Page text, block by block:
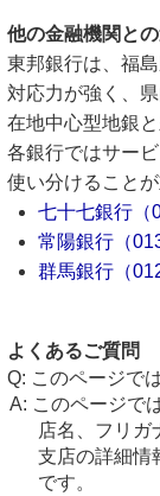
他の金融機関と
東邦銀行は、福
対応力が強く、
在地中心型地銀と
各銀行ではサー
使い分けることが
七十七銀行（
常陽銀行（
群馬銀行（
よくあるご質問
このページで
このページで
店名、フリガ
支店の詳細情
です。